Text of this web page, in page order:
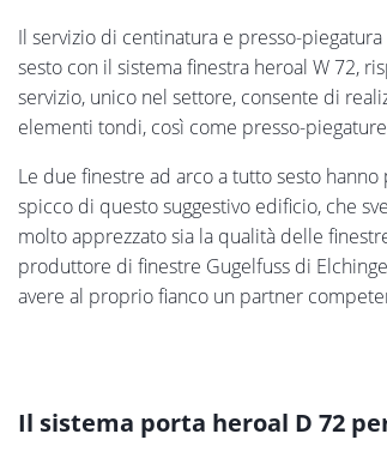
Il servizio di centinatura e presso-
sesto con il sistema finestra heroal W 72,
servizio, unico nel settore, consente di
elementi tondi, così come presso-
Le due finestre ad arco a tutto sesto
spicco di questo suggestivo edificio, che
molto apprezzato sia la qualità delle
produttore di finestre Gugelfuss di
avere al proprio fianco un partner
Il sistema porta heroal D 72